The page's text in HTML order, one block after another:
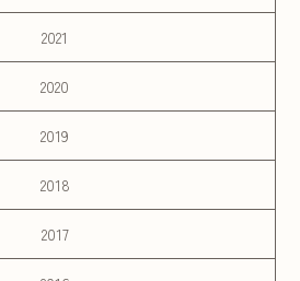
2021
2020
2019
2018
2017